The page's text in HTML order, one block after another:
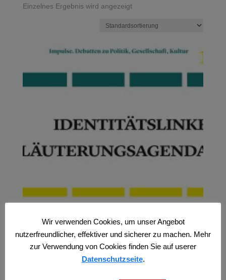
Einzelnes Ergebnis wird angezeigt
Wir verwenden Cookies, um unser Angebot
nutzerfreundlicher, effektiver und sicherer zu machen. Mehr
zur Verwendung von Cookies finden Sie auf userer
Datenschutzseite.